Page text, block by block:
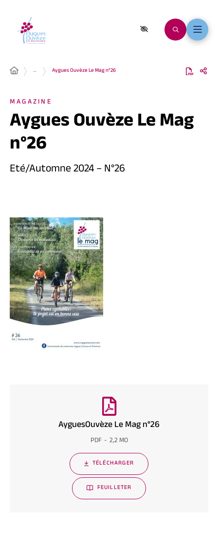
… Aygues Ouvèze Le Mag n°26
MAGAZINE
Aygues Ouvèze Le Mag
n°26
Eté/Automne 2024 – N°26
AyguesOuvèze Le Mag n°26
PDF 2,2 MO
TÉLÉCHARGER
FEUILLETER